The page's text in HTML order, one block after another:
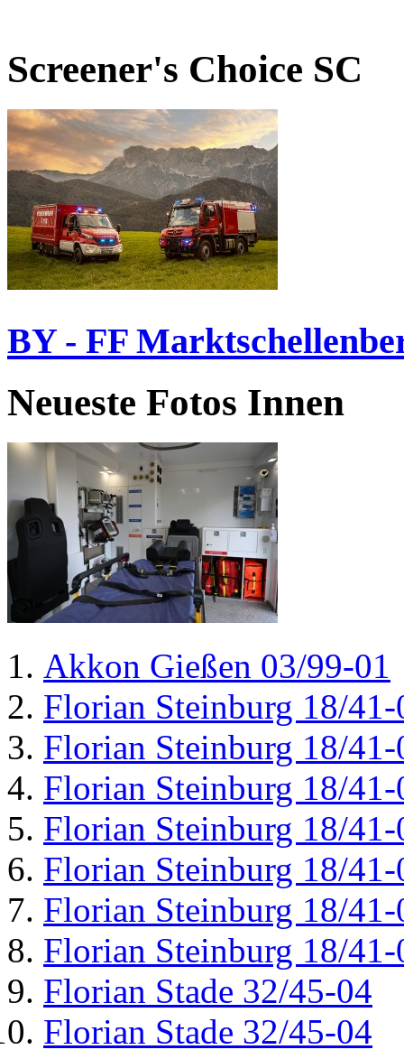
Screener's Choice SC
BY - FF
Neueste Fotos Innen
Akkon Gießen 03/99-01
Florian Steinburg 18/41-
Florian Steinburg 18/41-
Florian Steinburg 18/41-
Florian Steinburg 18/41-
Florian Steinburg 18/41-
Florian Steinburg 18/41-
Florian Steinburg 18/41-
Florian Stade 32/45-04
Florian Stade 32/45-04